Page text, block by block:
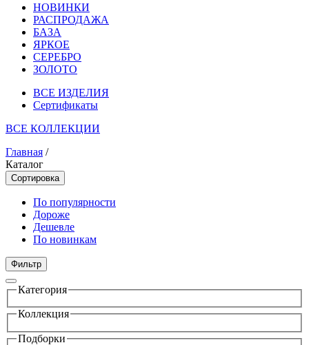
НОВИНКИ
РАСПРОДАЖА
БАЗА
ЯРКОЕ
СЕРЕБРО
ЗОЛОТО
ВСЕ ИЗДЕЛИЯ
Сертификаты
ВСЕ КОЛЛЕКЦИИ
Главная /
Каталог
Сортировка
По популярности
Дороже
Дешевле
По новинкам
Фильтр
Категория
Коллекция
Подборки